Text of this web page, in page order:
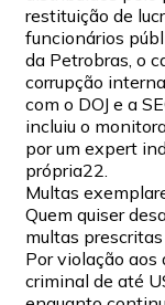
restituição de
funcionários
da Petrobras, o
corrupção
com o DOJ e a
incluiu o
por um expert
própria22.
Multas
Quem quiser
multas
Por violação
criminal de até